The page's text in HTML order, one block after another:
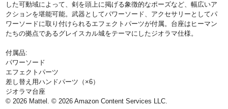
した可動域によって、剣を頭上に掲げる象徴的なポーズなど、幅広いア
クションを堪能可能。武器としてパワーソード、アクセサリーとしてパ
ワーソードに取り付けられるエフェクトパーツが付属。台座はヒーマン
たちの拠点であるグレイスカル城をテーマにしたジオラマ仕様。
付属品:
パワーソード
エフェクトパーツ
差し替え用ハンドパーツ（×6）
ジオラマ台座
© 2026 Mattel. © 2026 Amazon Content Services LLC.